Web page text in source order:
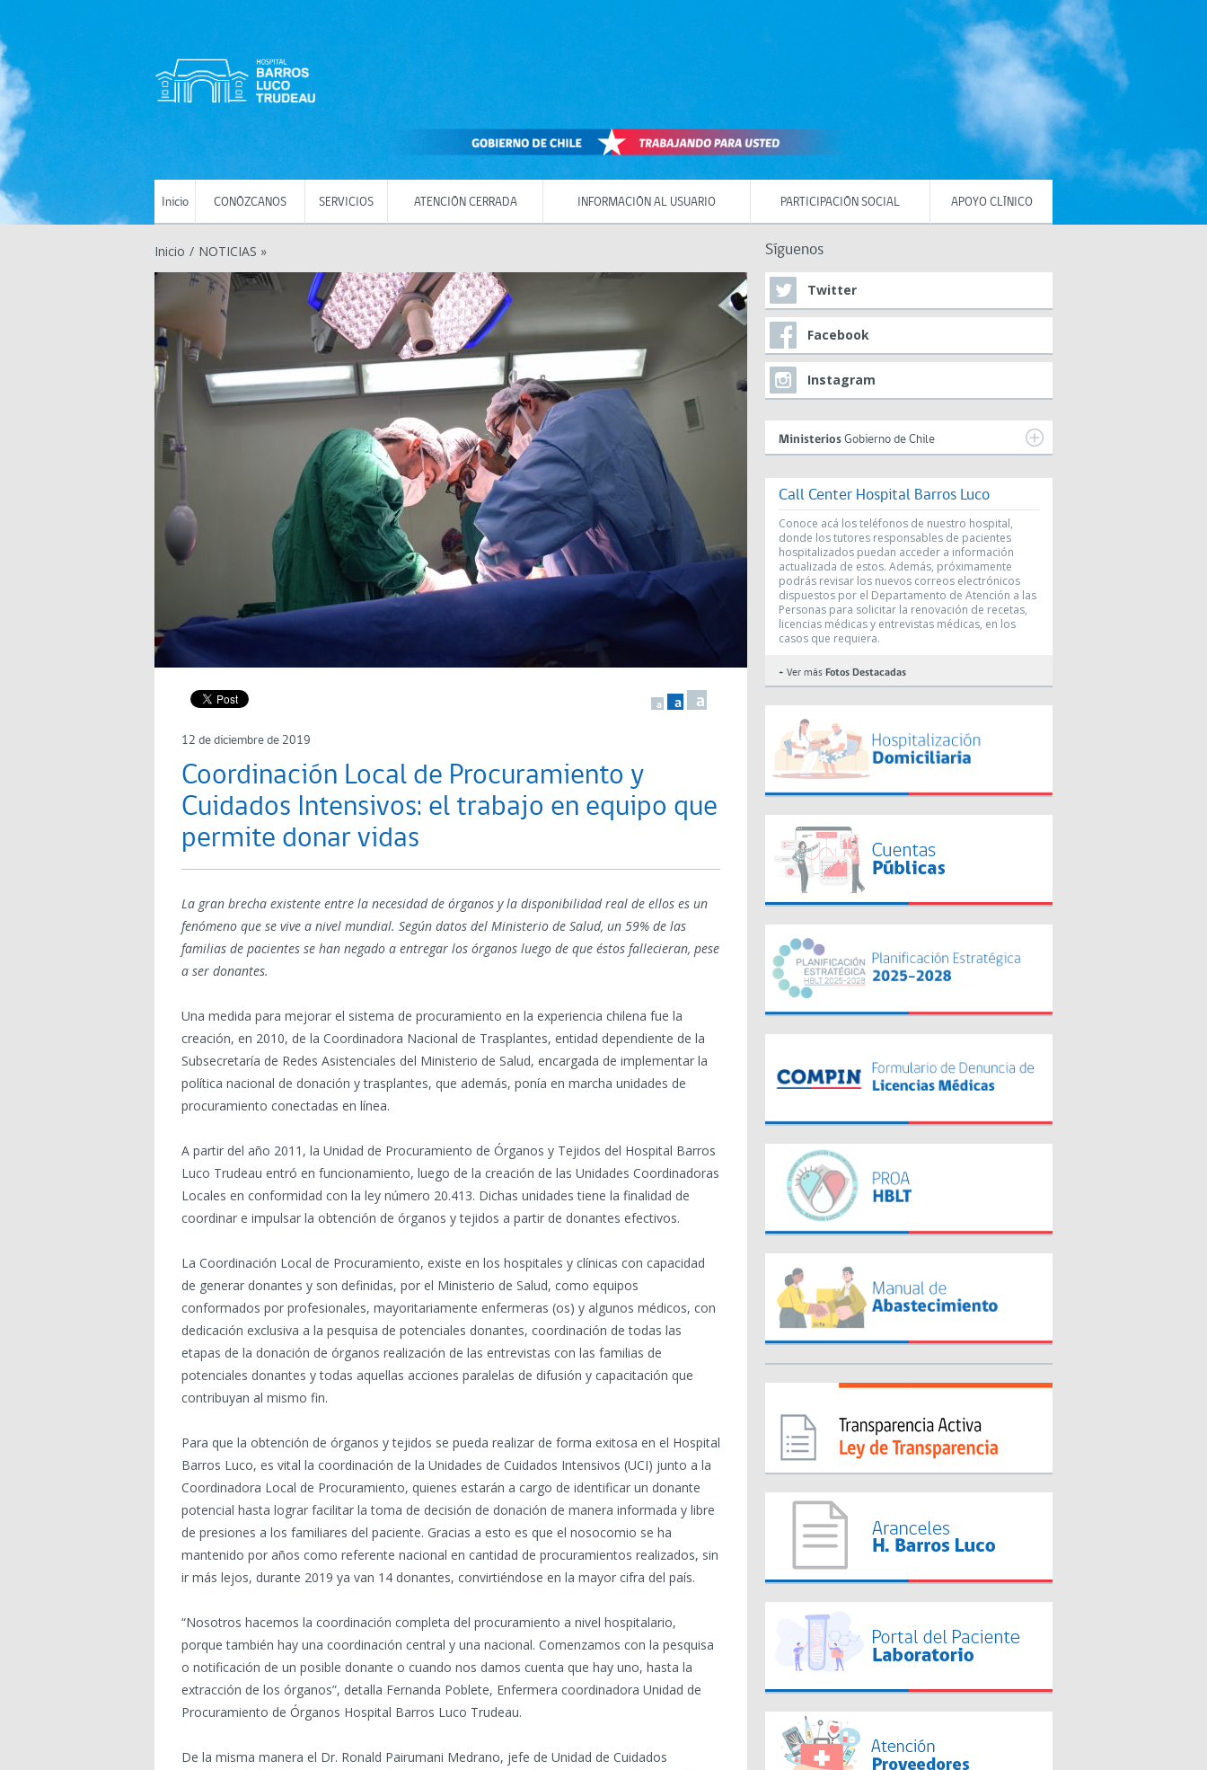
Inicio CONÓZCANOS SERVICIOS ATENCIÓN CERRADA INFORMACIÓN AL USUARIO PARTICIPACIÓN SOCIAL APOYO CLÍNICO
Inicio / NOTICIAS »
a a a
12 de diciembre de 2019
Coordinación Local de Procuramiento y
Cuidados Intensivos: el trabajo en equipo que
permite donar vidas
La gran brecha existente entre la necesidad de órganos y la disponibilidad real de ellos es un
fenómeno que se vive a nivel mundial. Según datos del Ministerio de Salud, un 59% de las
familias de pacientes se han negado a entregar los órganos luego de que éstos fallecieran, pese
a ser donantes.
Una medida para mejorar el sistema de procuramiento en la experiencia chilena fue la
creación, en 2010, de la Coordinadora Nacional de Trasplantes, entidad dependiente de la
Subsecretaría de Redes Asistenciales del Ministerio de Salud, encargada de implementar la
política nacional de donación y trasplantes, que además, ponía en marcha unidades de
procuramiento conectadas en línea.
A partir del año 2011, la Unidad de Procuramiento de Órganos y Tejidos del Hospital Barros
Luco Trudeau entró en funcionamiento, luego de la creación de las Unidades Coordinadoras
Locales en conformidad con la ley número 20.413. Dichas unidades tiene la finalidad de
coordinar e impulsar la obtención de órganos y tejidos a partir de donantes efectivos.
La Coordinación Local de Procuramiento, existe en los hospitales y clínicas con capacidad
de generar donantes y son definidas, por el Ministerio de Salud, como equipos
conformados por profesionales, mayoritariamente enfermeras (os) y algunos médicos, con
dedicación exclusiva a la pesquisa de potenciales donantes, coordinación de todas las
etapas de la donación de órganos realización de las entrevistas con las familias de
potenciales donantes y todas aquellas acciones paralelas de difusión y capacitación que
contribuyan al mismo fin.
Para que la obtención de órganos y tejidos se pueda realizar de forma exitosa en el Hospital
Barros Luco, es vital la coordinación de la Unidades de Cuidados Intensivos (UCI) junto a la
Coordinadora Local de Procuramiento, quienes estarán a cargo de identificar un donante
potencial hasta lograr facilitar la toma de decisión de donación de manera informada y libre
de presiones a los familiares del paciente. Gracias a esto es que el nosocomio se ha
mantenido por años como referente nacional en cantidad de procuramientos realizados, sin
ir más lejos, durante 2019 ya van 14 donantes, convirtiéndose en la mayor cifra del país.
“Nosotros hacemos la coordinación completa del procuramiento a nivel hospitalario,
porque también hay una coordinación central y una nacional. Comenzamos con la pesquisa
o notificación de un posible donante o cuando nos damos cuenta que hay uno, hasta la
extracción de los órganos”, detalla Fernanda Poblete, Enfermera coordinadora Unidad de
Procuramiento de Órganos Hospital Barros Luco Trudeau.
De la misma manera el Dr. Ronald Pairumani Medrano, jefe de Unidad de Cuidados
Síguenos
Twitter
Facebook
Instagram
Ministerios Gobierno de Chile
Call Center Hospital Barros Luco
Conoce acá los teléfonos de nuestro hospital,
donde los tutores responsables de pacientes
hospitalizados puedan acceder a información
actualizada de estos. Además, próximamente
podrás revisar los nuevos correos electrónicos
dispuestos por el Departamento de Atención a las
Personas para solicitar la renovación de recetas,
licencias médicas y entrevistas médicas, en los
casos que requiera.
+ Ver más Fotos Destacadas